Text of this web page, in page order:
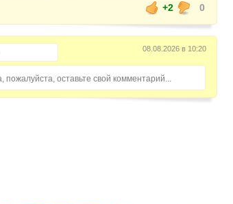
+2
0
08.08.2026 в 10:20
пожалуйста, оставьте свой комментарий...